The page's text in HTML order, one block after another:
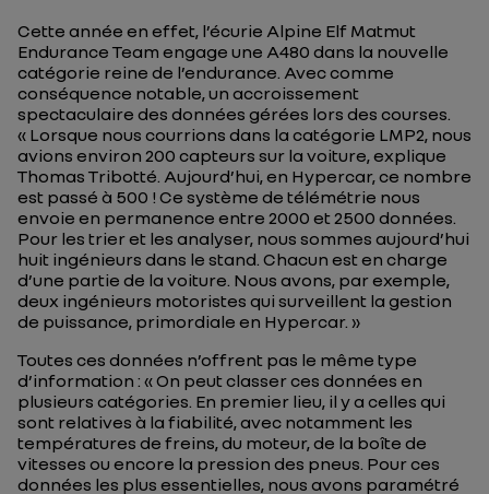
Cette année en effet, l’écurie Alpine Elf Matmut
Endurance Team engage une A480 dans la nouvelle
catégorie reine de l’endurance. Avec comme
conséquence notable, un accroissement
spectaculaire des données gérées lors des courses.
« Lorsque nous courrions dans la catégorie LMP2, nous
avions environ 200 capteurs sur la voiture, explique
Thomas Tribotté. Aujourd’hui, en Hypercar, ce nombre
est passé à 500 ! Ce système de télémétrie nous
envoie en permanence entre 2000 et 2500 données.
Pour les trier et les analyser, nous sommes aujourd’hui
huit ingénieurs dans le stand. Chacun est en charge
d’une partie de la voiture. Nous avons, par exemple,
deux ingénieurs motoristes qui surveillent la gestion
de puissance, primordiale en Hypercar. »
Toutes ces données n’offrent pas le même type
d’information : «On peut classer ces données en
plusieurs catégories. En premier lieu, il y a celles qui
sont relatives à la fiabilité, avec notamment les
températures de freins, du moteur, de la boîte de
vitesses ou encore la pression des pneus. Pour ces
données les plus essentielles, nous avons paramétré